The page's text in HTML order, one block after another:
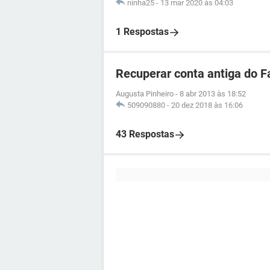
ninha25 - 13 mar 2020 às 04:03
1 Respostas
Recuperar conta antiga do
Augusta Pinheiro - 8 abr 2013 às 18:52
509090880 - 20 dez 2018 às 16:06
43 Respostas